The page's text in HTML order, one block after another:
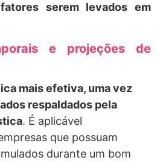
serem levados em
e projeções de
mais efetiva, uma vez
respaldados pela
. É aplicável
que possuam
durante um bom